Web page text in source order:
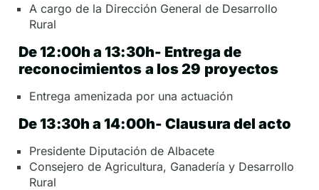
A cargo de la Dirección General de Desarrollo
Rural
De 12:00h a 13:30h- Entrega de
reconocimientos a los 29 proyectos
Entrega amenizada por una actuación
De 13:30h a 14:00h- Clausura del acto
Presidente Diputación de Albacete
Consejero de Agricultura, Ganadería y Desarrollo
Rural